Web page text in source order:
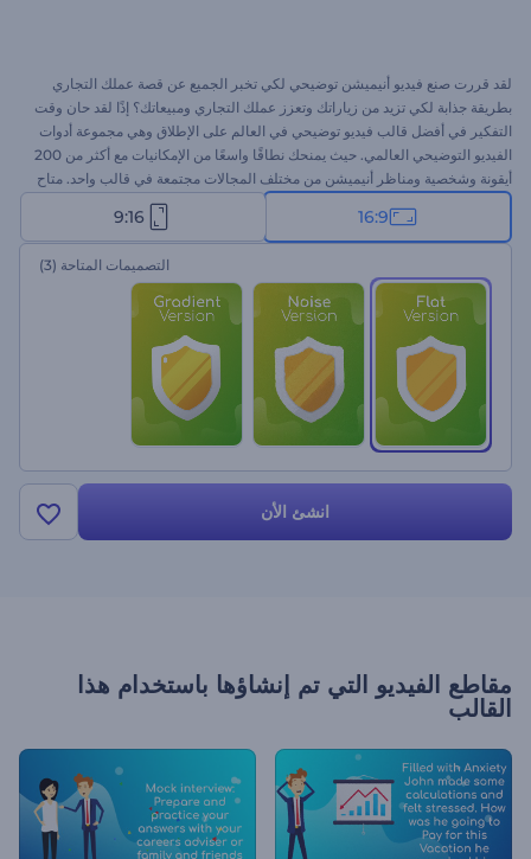
لقد قررت صنع فيديو أنيميشن توضيحي لكي تخبر الجميع عن قصة عملك التجاري
بطريقة جذابة لكي تزيد من زياراتك وتعزز عملك التجاري ومبيعاتك؟ إذًا لقد حان وقت
التفكير في أفضل قالب فيديو توضيحي في العالم على الإطلاق وهي مجموعة أدوات
الفيديو التوضيحي العالمي. حيث يمنحك نطاقًا واسعًا من الإمكانيات مع أكثر من 200
أيقونة وشخصية ومناظر أنيميشن من مختلف المجالات مجتمعة في قالب واحد. متاح
بثلاثة أنماط مع أكثر من 5 انتقالات ديناميكية وبذلك فإن هذا القالب فائق الوظيفة هو
ابتكار حقيقي من حيث التصميم. جربه اليوم فإنه يستحق التجربة!
16:9
9:16
التصميمات المتاحة (3)
انشئ الأن
مقاطع الفيديو التي تم إنشاؤها باستخدام هذا
القالب